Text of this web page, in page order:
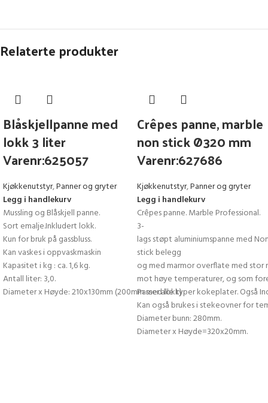
Relaterte produkter
Blåskjellpanne med
lokk 3 liter
Varenr:625057
Kjøkkenutstyr,Panner og gryter
Legg i handlekurv
Mussling og Blåskjell panne.
Sort emalje.Inkludert lokk.
Kun for bruk på gassbluss.
Kan vaskes i oppvaskmaskin
Kapasitet i kg : ca. 1,6 kg.
Antall liter: 3,0.
Diameter x Høyde: 210x130mm (200mm med lokk)
Crêpes panne, marble
non stick Ø320 mm
Varenr:627686
Kjøkkenutstyr,Panner og gryter
Legg i handlekurv
Crêpes panne. Marble Professional.
3-
lags støpt aluminiumspanne med
stick belegg
og med marmor overflate med
mot høye temperaturer, og som
Passer alle typer kokeplater. Også
Kan også brukes i stekeovner for
Diameter bunn: 280mm.
Diameter x Høyde=320x20mm.